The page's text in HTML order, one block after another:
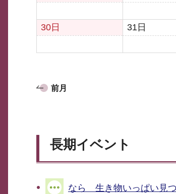
30日 31日
前月
長期イベント
なら 生き物いっぱい見